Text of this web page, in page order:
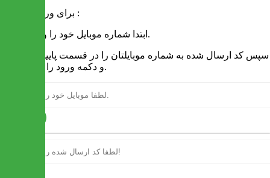
برای ورود به سایت :
1 - ابتدا شماره موبایل خود را وارد کنید.
و دکمه ورود را انتخاب کنید.